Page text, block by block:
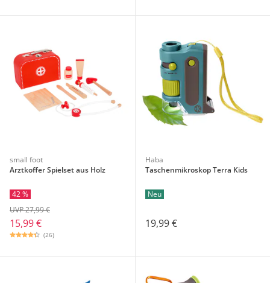
small foot
Arztkoffer Spielset aus Holz
42 %
15,99 €
UVP 27,99 €
(26)
Haba
Taschenmikroskop Terra Kids
Neu
19,99 €